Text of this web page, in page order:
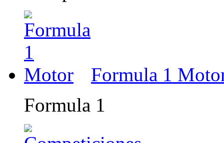
Formula 1
Formula 1